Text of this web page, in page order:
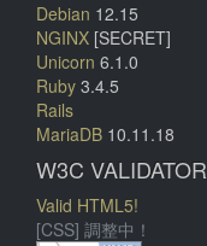
Debian 12.15
NGINX [SECRET]
Unicorn 6.1.0
Ruby 3.4.5
Rails
MariaDB 10.11.18
W3C VALIDATOR
Valid HTML5!
[CSS] 調整中！